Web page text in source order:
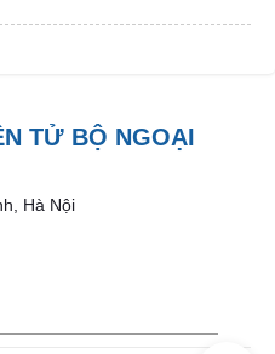
TỬ BỘ NGOẠI
Hà Nội